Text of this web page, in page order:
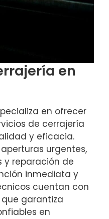
en
en ofrecer
de cerrajería
y eficacia.
urgentes,
y reparación de
inmediata y
cuentan con
garantiza
en